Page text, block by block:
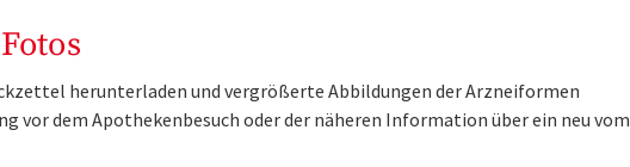
herunterladen und vergrößerte Abbildungen der Arzneiformen
vor dem Apothekenbesuch oder der näheren Information über ein neu vom